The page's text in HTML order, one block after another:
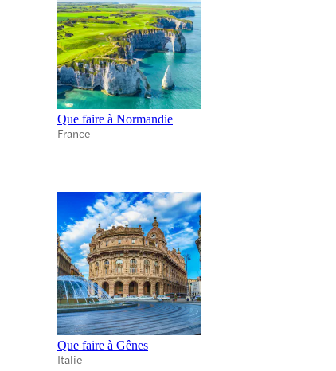
Que faire à Normandie
France
Que faire à Gênes
Italie